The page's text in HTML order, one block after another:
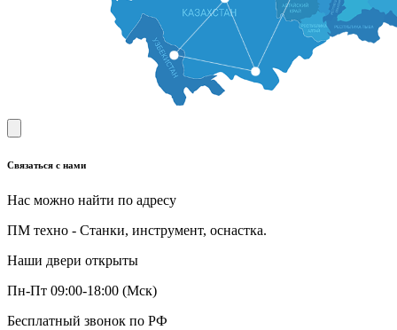
Связаться с нами
Нас можно найти по адресу
ПМ техно - Станки, инструмент, оснастка.
Наши двери открыты
Пн-Пт 09:00-18:00 (Мск)
Бесплатный звонок по РФ